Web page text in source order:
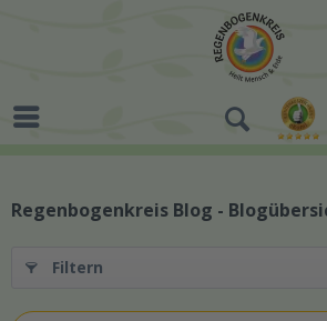
Regenbogenkreis Blog -
Filtern